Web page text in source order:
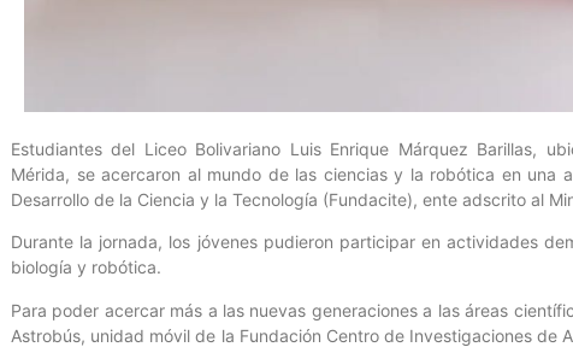
Estudiantes del Liceo Bolivariano Luis Enrique Márquez Barillas,
Mérida, se acercaron al mundo de las ciencias y la robótica en una
Desarrollo de la Ciencia y la Tecnología (Fundacite), ente adscrito al
Durante la jornada, los jóvenes pudieron participar en actividades
biología y robótica.
Para poder acercar más a las nuevas generaciones a las áreas
Astrobús, unidad móvil de la Fundación Centro de Investigaciones de